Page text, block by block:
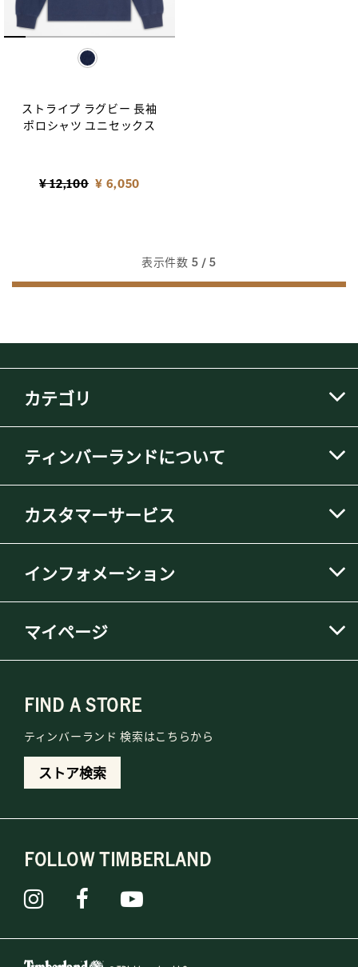
selected
ストライプ ラグビー 長袖
ポロシャツ ユニセックス
Price reduced from
¥ 12,100to¥ 6,050
表示件数 5 / 5
カテゴリ
ティンバーランドについて
カスタマーサービス
インフォメーション
マイページ
FIND A STORE
ティンバーランド 検索はこちらから
ストア検索
FOLLOW TIMBERLAND